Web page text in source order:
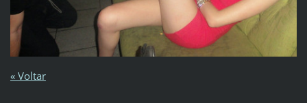
« Voltar